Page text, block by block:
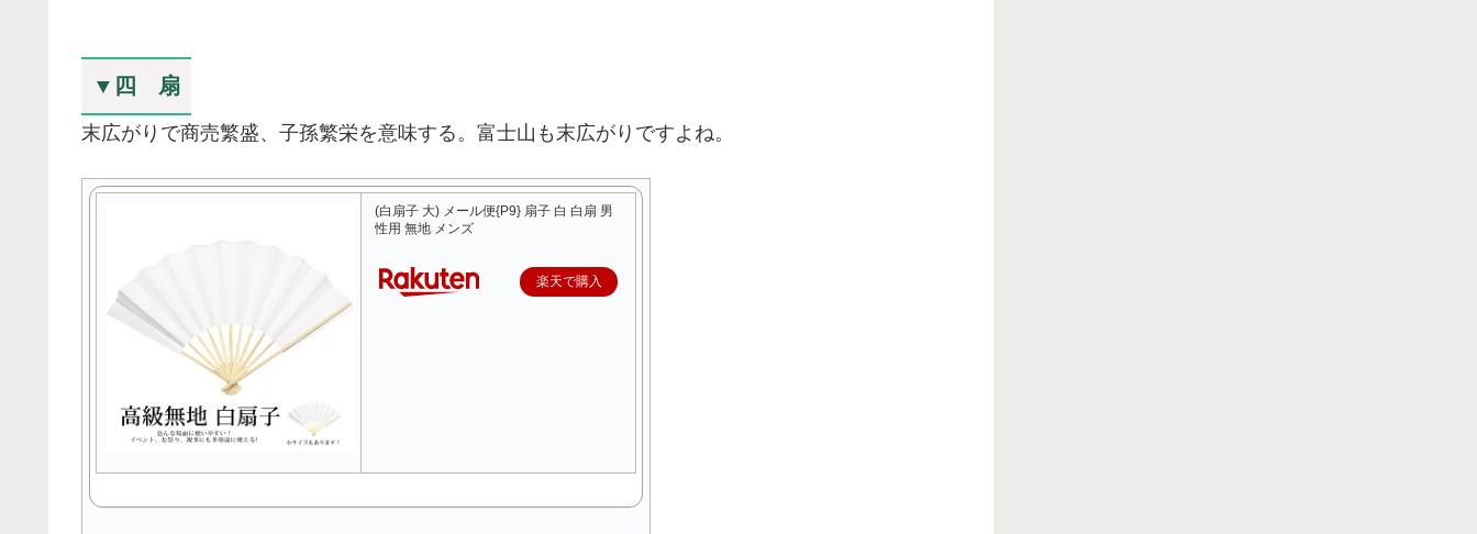
▼四 扇
末広がりで商売繁盛、子孫繁栄を意味する。富士山も末広がりですよね。
(白扇子 大) メール便{P9} 扇子 白 白扇 男
性用 無地 メンズ
楽天で購入